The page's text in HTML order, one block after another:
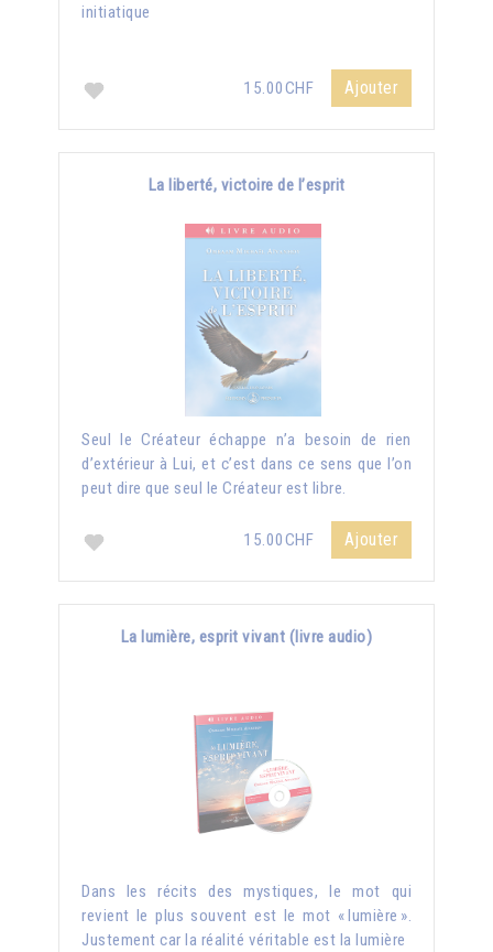
initiatique
15.00CHF Ajouter
La liberté, victoire de l’esprit
Seul le Créateur échappe n’a besoin de rien
d’extérieur à Lui, et c’est dans ce sens que l’on
peut dire que seul le Créateur est libre.
15.00CHF Ajouter
La lumière, esprit vivant (livre audio)
Dans les récits des mystiques, le mot qui
revient le plus souvent est le mot « lumière ».
Justement car la réalité véritable est la lumière